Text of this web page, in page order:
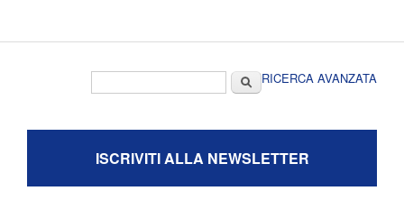
CercaRICERCA AVANZATA
ISCRIVITI ALLA NEWSLETTER